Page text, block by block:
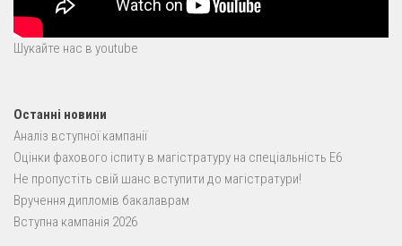
Шукайте нас в youtube
Останні новини
Аналіз вступної кампанії
Оцінки фахового іспиту в магістратуру на спеціальність E6
Не пропустіть свій шанс вступити до магістратури!
Вручення дипломів бакалаврам
Вступна кампанія 2026